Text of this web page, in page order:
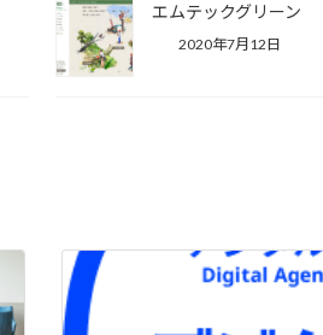
エムテックグリーン
2020年7月12日